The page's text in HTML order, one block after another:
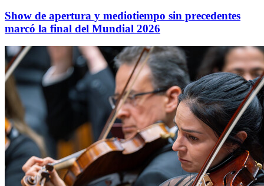
Show de apertura y mediotiempo sin precedentes
marcó la final del Mundial 2026